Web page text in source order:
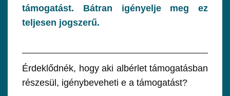
támogatást. Bátran igényelje meg ez
teljesen jogszerű.
Érdeklődnék, hogy aki albérlet támogatásban
részesül, igénybeveheti e a támogatást?